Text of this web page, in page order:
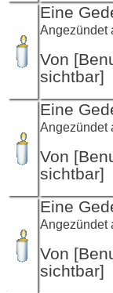
Eine
Angezündet
Von
sichtbar]
Eine
Angezündet
Von
sichtbar]
Eine
Angezündet
Von
sichtbar]